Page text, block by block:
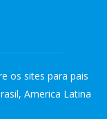
os sites para pais
America Latina